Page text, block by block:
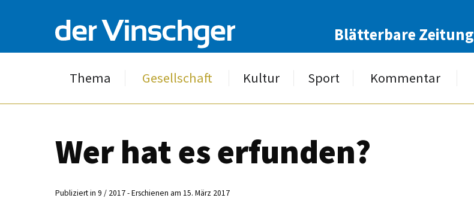
Blätterbare Zeitung
Thema Gesellschaft Kultur Sport Kommentar
Wer hat es erfunden?
Publiziert in 9 / 2017 - Erschienen am 15. März 2017